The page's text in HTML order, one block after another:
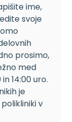
ime,
svoje
prosimo,
med
14:00 uro.
je
v